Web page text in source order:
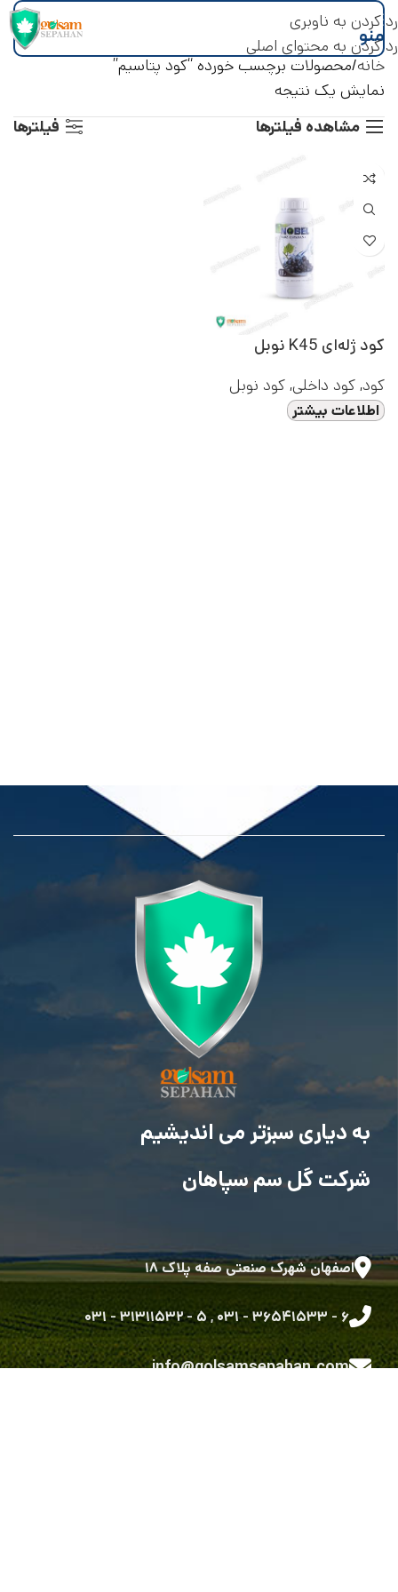
رد کردن به ناوبری
رد کردن به محتوای اصلی
منو
خانه محصولات برچسب خورده “کود پتاسیم”
نمایش یک نتیجه
مشاهده فیلترها
فیلترها
کود ژله‌ای K45 نوبل
کود,کود داخلی,کود نوبل
اطلاعات بیشتر
به دیاری سبزتر می اندیشیم
شرکت گل سم سپاهان
اصفهان شهرک صنعتی صفه پلاک ۱۸
۶ - ۳۶۵۴۱۵۳۳ - ۰۳۱ ,۵ - ۳۱۳۱۱۵۳۲ - ۰۳۱
info@golsamsepahan.com